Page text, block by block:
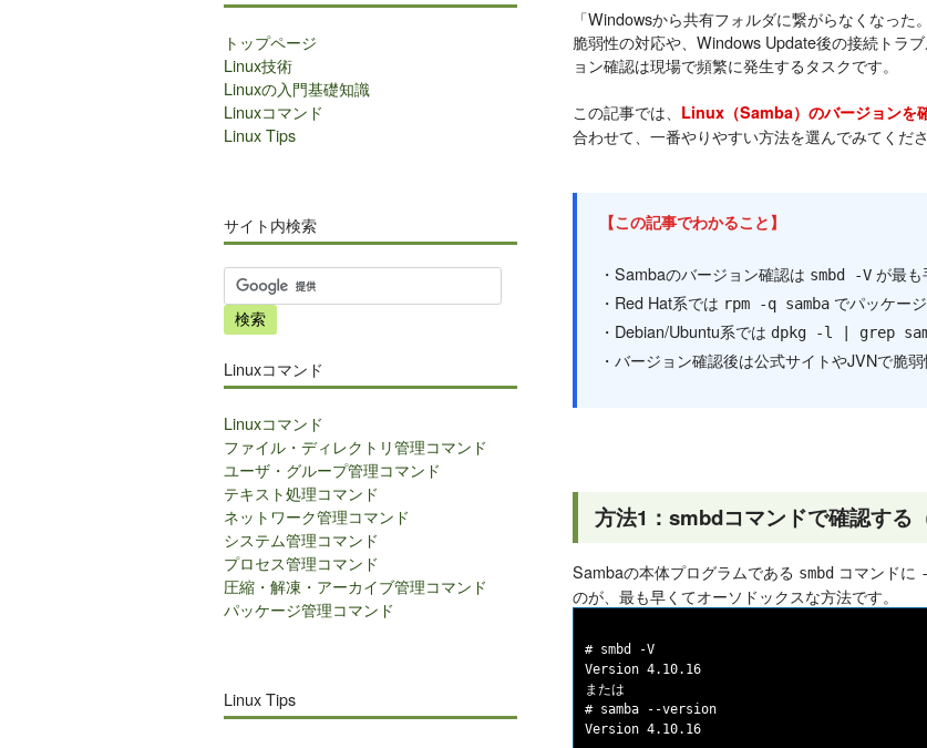
「Windowsから共有フォルダに繋がらなくなった
脆弱性の対応や、Windows Update後の接続トラ
ョン確認は現場で頻繁に発生するタスクです。
この記事では、 Linux（Samba）のバージョンを
合わせて、一番やりやすい方法を選んでみてくださ
【この記事でわかること】
・Sambaのバージョン確認は smbd -V が最も
・Red Hat系では rpm -q samba でパッケー
・Debian/Ubuntu系では dpkg -l | grep
・バージョン確認後は公式サイトやJVNで脆
方法1：smbdコマンドで確認する
Sambaの本体プログラムである smbd コマンドに
のが、最も早くてオーソドックスな方法です。
# smbd -V
Version 4.10.16
または
# samba --version
トップページ
Linux技術
Linuxの入門基礎知識
Linuxコマンド
Linux Tips
サイト内検索
サ
イ
ト
検
索
Linuxコマンド
Linuxコマンド
ファイル・ディレクトリ管理コマンド
ユーザ・グループ管理コマンド
テキスト処理コマンド
ネットワーク管理コマンド
システム管理コマンド
プロセス管理コマンド
圧縮・解凍・アーカイブ管理コマンド
パッケージ管理コマンド
Linux Tips